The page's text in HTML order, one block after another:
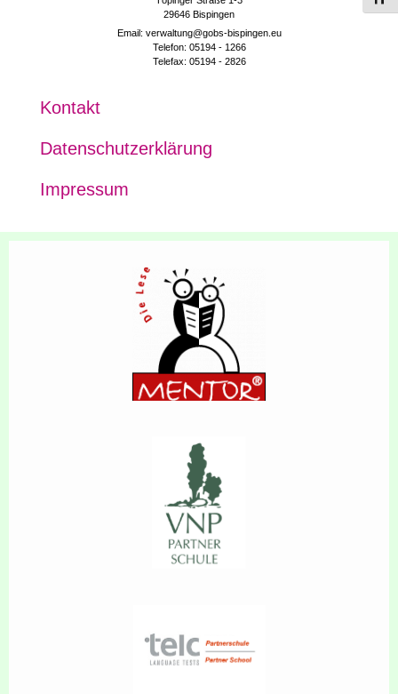
29646 Bispingen
Email: verwaltung@gobs-bispingen.eu
Telefon: 05194 - 1266
Telefax: 05194 - 2826
Kon­takt
Daten­schutz­er­klä­rung
Impres­sum